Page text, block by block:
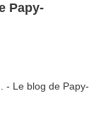
Papy-